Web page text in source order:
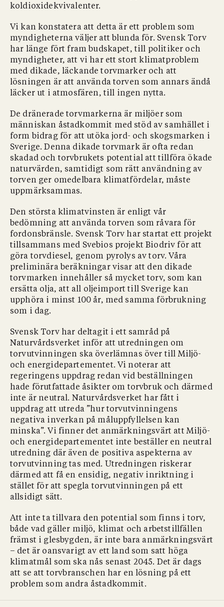
koldioxidekvivalenter.
Vi kan konstatera att detta är ett problem som
myndigheterna väljer att blunda för. Svensk Torv
har länge fört fram budskapet, till politiker och
myndigheter, att vi har ett stort klimatproblem
med dikade, läckande torvmarker och att
lösningen är att använda torven som annars ändå
läcker ut i atmosfären, till ingen nytta.
De dränerade torvmarkerna är miljöer som
människan åstadkommit med stöd av samhället i
form bidrag för att utöka jord- och skogsmarken i
Sverige. Denna dikade torvmark är ofta redan
skadad och torvbrukets potential att tillföra ökade
naturvärden, samtidigt som rätt användning av
torven ger omedelbara klimatfördelar, måste
uppmärksammas.
Den största klimatvinsten är enligt vår
bedömning att använda torven som råvara för
fordonsbränsle. Svensk Torv har startat ett projekt
tillsammans med Svebios projekt Biodriv för att
göra torvdiesel, genom pyrolys av torv. Våra
preliminära beräkningar visar att den dikade
torvmarken innehåller så mycket torv, som kan
ersätta olja, att all oljeimport till Sverige kan
upphöra i minst 100 år, med samma förbrukning
som i dag.
Svensk Torv har deltagit i ett samråd på
Naturvårdsverket inför att utredningen om
torvutvinningen ska överlämnas över till Miljö-
och energidepartementet. Vi noterar att
regeringens uppdrag redan vid beställningen
hade förutfattade åsikter om torvbruk och därmed
inte är neutral. Naturvårdsverket har fått i
uppdrag att utreda ”hur torvutvinningens
negativa inverkan på måluppfyllelsen kan
minska”. Vi finner det anmärkningsvärt att Miljö-
och energidepartementet inte beställer en neutral
utredning där även de positiva aspekterna av
torvutvinning tas med. Utredningen riskerar
därmed att få en ensidig, negativ inriktning i
stället för att spegla torvutvinningen på ett
allsidigt sätt.
Att inte ta tillvara den potential som finns i torv,
både vad gäller miljö, klimat och arbetstillfällen
främst i glesbygden, är inte bara anmärkningsvärt
– det är oansvarigt av ett land som satt höga
klimatmål som ska nås senast 2045. Det är dags
att se att torvbranschen har en lösning på ett
problem som andra åstadkommit.